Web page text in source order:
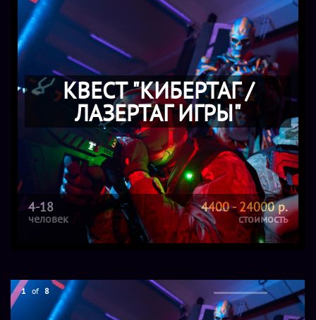
КВЕСТ "КИБЕРТАГ /
ЛАЗЕРТАГ ИГРЫ"
4-18
человек
4400 - 24000 р.
стоимость
1 of 8